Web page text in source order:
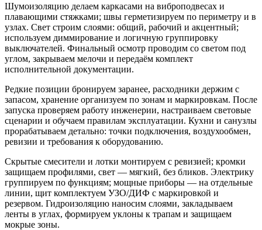
Шумоизоляцию делаем каркасами на виброподвесах и
плавающими стяжками; швы герметизируем по периметру и в
узлах. Свет строим слоями: общий, рабочий и акцентный;
используем диммирование и логичную группировку
выключателей. Финальный осмотр проводим со светом под
углом, закрываем мелочи и передаём комплект
исполнительной документации.
Редкие позиции бронируем заранее, расходники держим с
запасом, хранение организуем по зонам и маркировкам. После
запуска проверяем работу инженерии, настраиваем световые
сценарии и обучаем правилам эксплуатации. Кухни и санузлы
прорабатываем детально: точки подключения, воздухообмен,
ревизии и требования к оборудованию.
Скрытые смесители и лотки монтируем с ревизией; кромки
защищаем профилями, свет — мягкий, без бликов. Электрику
группируем по функциям; мощные приборы — на отдельные
линии, щит комплектуем УЗО/ДИФ с маркировкой и
резервом. Гидроизоляцию наносим слоями, закладываем
ленты в углах, формируем уклоны к трапам и защищаем
мокрые зоны.